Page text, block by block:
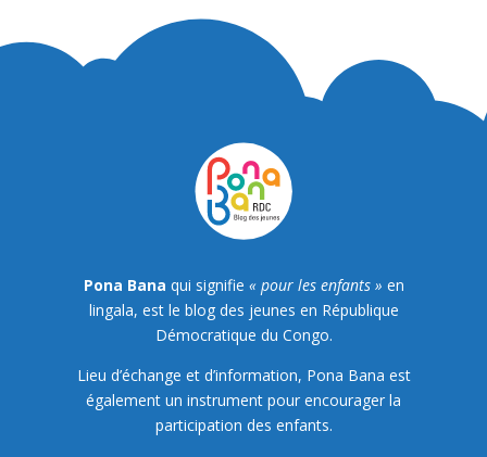
Pona Bana qui signifie « pour les enfants » en
lingala, est le blog des jeunes en République
Démocratique du Congo.
Lieu d’échange et d’information, Pona Bana est
également un instrument pour encourager la
participation des enfants.